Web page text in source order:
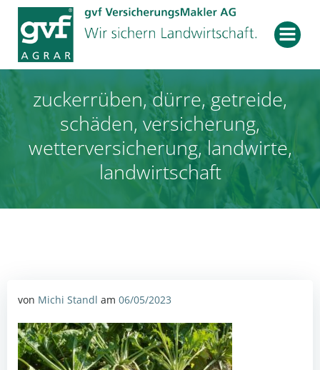
Zum
Inhalt
springen
zuckerrüben, dürre, getreide,
schäden, versicherung,
wetterversicherung, landwirte,
landwirtschaft
von Michi Standl am 06/05/2023